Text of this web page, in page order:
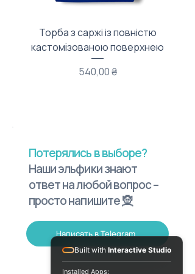
Торба з саржі із повністю
кастомізованою поверхнею
Цена
540,00 ₴
Потерялись в выборе?
Наши эльфики знают
ответ на любой вопрос –
просто напишите 🧝
Написать в Telegram
Built with Interactive Studio
Installed Apps: